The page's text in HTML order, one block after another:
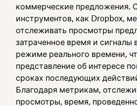
коммерческие предложения.
инструментов, как Dropbox,
отслеживать просмотры
затраченное время и сигналы
режиме реального времени,
представление об интересе
сроках последующих
Благодаря метрикам,
просмотры, время,